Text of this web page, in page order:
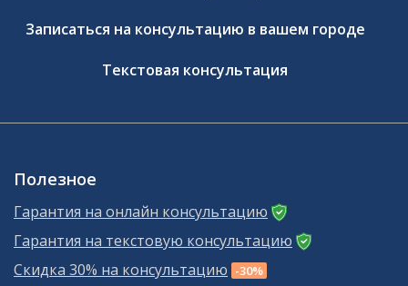
Записаться на консультацию в вашем городе
Текстовая консультация
Полезное
Гарантия на онлайн консультацию
Гарантия на текстовую консультацию
Скидка 30% на консультацию -30%